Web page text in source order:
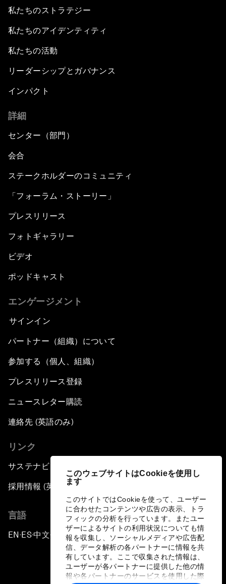
このウェブサイトはCookieを使用し
ます
このサイトではCookieを使って、ユーザー
に合わせたコンテンツや広告の表示、トラ
フィックの分析を行っています。またユー
ザーによるサイトの利用状況についても情
報を収集し、ソーシャルメディアや広告配
信、データ解析の各パートナーに情報を共
有しています。ここで収集された情報は、
ユーザーが各パートナーに提供した他の情
報や各パートナーのサービスを使用した際
私たちのストラテジー
私たちのアイデンティティ
私たちの活動
リーダーシップとガバナンス
インパクト
詳細
センター（部門）
会合
ステークホルダーのコミュニティ
「フォーラム・ストーリー」
プレスリリース
フォトギャラリー
ビデオ
ポッドキャスト
エンゲージメント
サインイン
パートナー（組織）について
参加する（個人、組織）
プレスリリース登録
ニュースレター購読
連絡先 (英語のみ)
リンク
サステナビリティへの取り組み
採用情報 (英語のみ)
言語
EN ▪ ES▪中文▪ 日本語